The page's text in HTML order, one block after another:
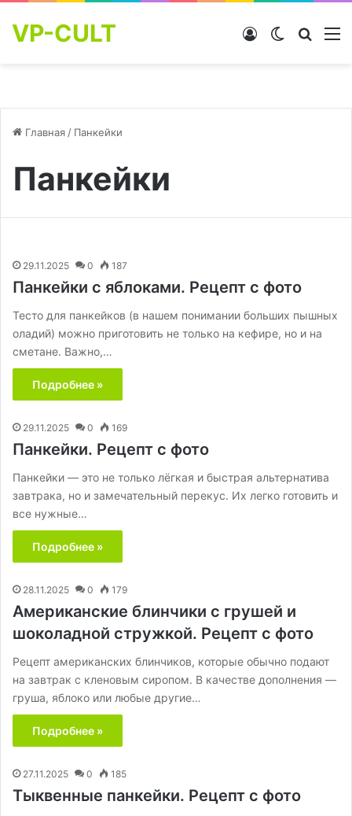
VP-CULT Switch skin
Войти
Главная / Панкейки
Панкейки
29.11.2025 0 187
Панкейки с яблоками. Рецепт с фото
Тесто для панкейков (в нашем понимании больших пышных
оладий) можно приготовить не только на кефире, но и на
сметане. Важно,…
Подробнее »
29.11.2025 0 169
Панкейки. Рецепт с фото
Панкейки — это не только лёгкая и быстрая альтернатива
завтрака, но и замечательный перекус. Их легко готовить и
все нужные…
Подробнее »
28.11.2025 0 179
Американские блинчики с грушей и
шоколадной стружкой. Рецепт с фото
Рецепт американских блинчиков, которые обычно подают
на завтрак с кленовым сиропом. В качестве дополнения —
груша, яблоко или любые другие…
Подробнее »
27.11.2025 0 185
Тыквенные панкейки. Рецепт с фото